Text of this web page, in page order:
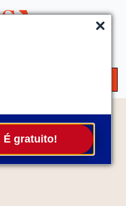
É gratuito!